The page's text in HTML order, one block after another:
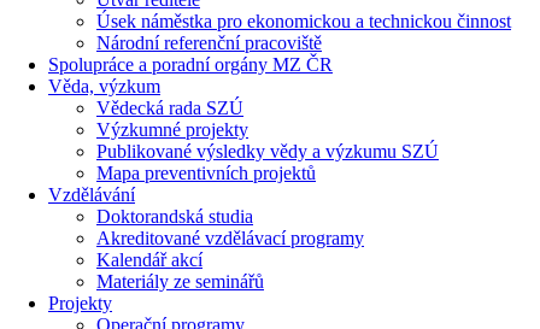
Úsek náměstka pro ekonomickou a technickou činnost
Národní referenční pracoviště
Spolupráce a poradní orgány MZ ČR
Věda, výzkum
Vědecká rada SZÚ
Výzkumné projekty
Publikované výsledky vědy a výzkumu SZÚ
Mapa preventivních projektů
Vzdělávání
Doktorandská studia
Akreditované vzdělávací programy
Kalendář akcí
Materiály ze seminářů
Projekty
Operační programy